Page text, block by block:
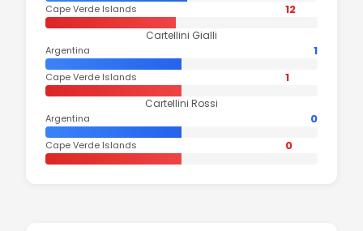
Cape Verde Islands 12
Cartellini Gialli
Argentina 1
Cape Verde Islands 1
Cartellini Rossi
Argentina 0
Cape Verde Islands 0